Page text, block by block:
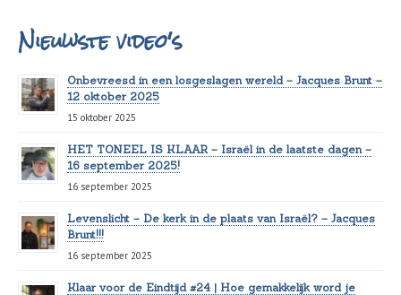
Nieuwste video's
Onbevreesd in een losgeslagen wereld – Jacques Brunt –
12 oktober 2025
15 oktober 2025
HET TONEEL IS KLAAR – Israël in de laatste dagen –
16 september 2025!
16 september 2025
Levenslicht – De kerk in de plaats van Israël? – Jacques
Brunt!!!
16 september 2025
Klaar voor de Eindtijd #24 | Hoe gemakkelijk word je